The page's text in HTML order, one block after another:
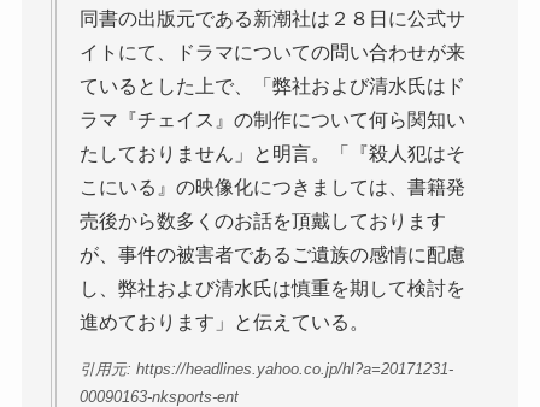
同書の出版元である新潮社は２８日に公式サ
イトにて、ドラマについての問い合わせが来
ているとした上で、「弊社および清水氏はド
ラマ『チェイス』の制作について何ら関知い
たしておりません」と明言。「『殺人犯はそ
こにいる』の映像化につきましては、書籍発
売後から数多くのお話を頂戴しております
が、事件の被害者であるご遺族の感情に配慮
し、弊社および清水氏は慎重を期して検討を
進めております」と伝えている。
引用元: https://headlines.yahoo.co.jp/hl?a=20171231-
00090163-nksports-ent